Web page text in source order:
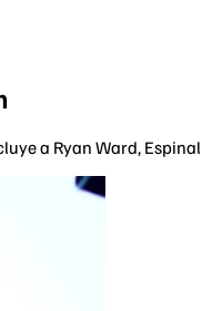
a Ryan Ward,